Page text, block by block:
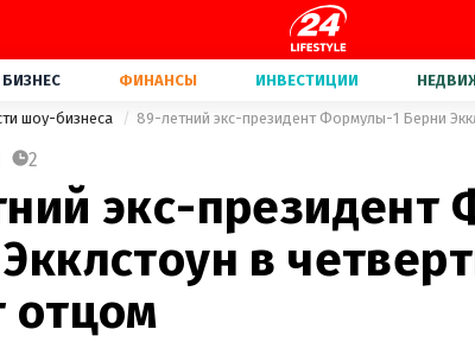
БИЗНЕС ФИНАНСЫ ИНВЕСТИЦИИ
шоу-бизнеса 89-летний экс-президент Формулы-1 Берни
2
экс-президент
в
отцом